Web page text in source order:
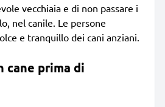
vecchiaia e di non passare i
nel canile. Le persone
e tranquillo dei cani anziani.
cane prima di